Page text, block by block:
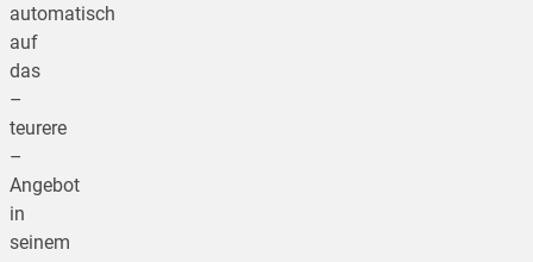
automatisch
auf
das
–
teurere
–
Angebot
in
seinem